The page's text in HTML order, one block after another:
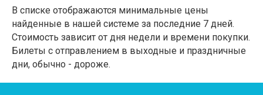
В списке отображаются минимальные цены
найденные в нашей системе за последние 7 дней.
Стоимость зависит от дня недели и времени покупки.
Билеты с отправлением в выходные и праздничные
дни, обычно - дороже.